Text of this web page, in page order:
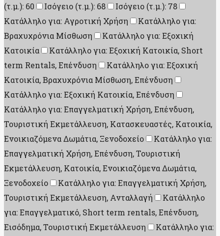
(τ.μ.): 60
Ισόγειο (τ.μ.): 68
Ισόγειο (τ.μ.): 78
Κατάλληλο για: Αγροτική Χρήση
Κατάλληλο για:
Βραχυχρόνια Μίσθωση
Κατάλληλο για: Εξοχική
Κατοικία
Κατάλληλο για: Εξοχική Κατοικία, Short
term Rentals, Επένδυση
Κατάλληλο για: Εξοχική
Κατοικία, Βραχυχρόνια Μίσθωση, Επένδυση
Κατάλληλο για: Εξοχική Κατοικία, Επένδυση
Κατάλληλο για: Επαγγελματική Χρήση, Επένδυση,
Τουριστική Εκμετάλλευση, Κατασκευαστές, Κατοικία,
Ενοικιαζόμενα Δωμάτια, Ξενοδοχείο
Κατάλληλο για:
Επαγγελματική Χρήση, Επένδυση, Τουριστική
Εκμετάλλευση, Κατοικία, Ενοικιαζόμενα Δωμάτια,
Ξενοδοχείο
Κατάλληλο για: Επαγγελματική Χρήση,
Τουριστική Εκμετάλλευση, Ανταλλαγή
Κατάλληλο
για: Επαγγελματικό, Short term rentals, Επένδυση,
Εισόδημα, Τουριστική Εκμετάλλευση
Κατάλληλο για: